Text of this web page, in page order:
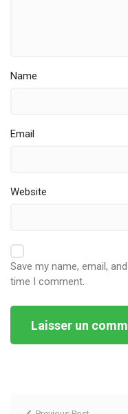
Name
Email
Website
Save my name, email,
time I comment.